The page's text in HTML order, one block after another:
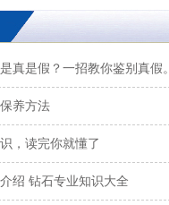
真是假？一招教你鉴别真假。
养方法
，读完你就懂了
绍 钻石专业知识大全